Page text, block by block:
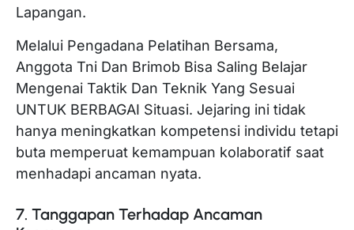
Lapangan.
Melalui Pengadana Pelatihan Bersama,
Anggota Tni Dan Brimob Bisa Saling Belajar
Mengenai Taktik Dan Teknik Yang Sesuai
UNTUK BERBAGAI Situasi. Jejaring ini tidak
hanya meningkatkan kompetensi individu tetapi
buta memperuat kemampuan kolaboratif saat
menhadapi ancaman nyata.
7. Tanggapan Terhadap Ancaman